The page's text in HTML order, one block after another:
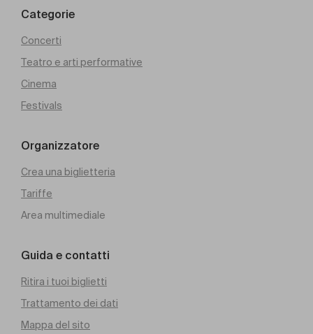
Categorie
Concerti
Teatro e arti performative
Cinema
Festivals
Organizzatore
Crea una biglietteria
Tariffe
Area multimediale
Guida e contatti
Ritira i tuoi biglietti
Trattamento dei dati
Mappa del sito